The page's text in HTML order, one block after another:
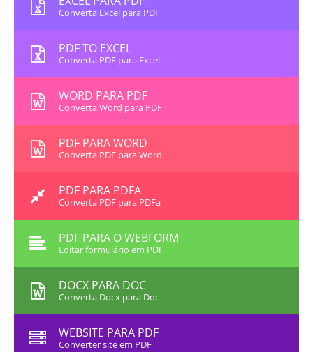
Converta Excel para PDF
PDF TO EXCEL
Converta PDF para Excel
WORD PARA PDF
Converta Word para PDF
PDF PARA WORD
Converta PDF para Word
PDF PARA PDFA
Converta PDF para PDFa
PDF PARA O WEBFORM
Editar formulário em PDF
DOCX PARA DOC
Converta Docx para Doc
WEBSITE PARA PDF
Converter site em PDF